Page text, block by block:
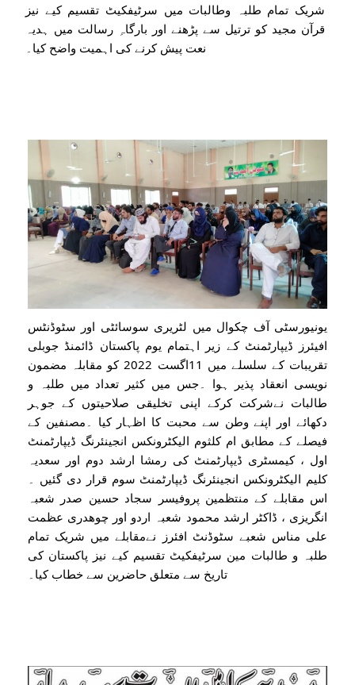
شریک تمام طلبہ وطالبات میں سرٹیفکیٹ تقسیم کیے نیز
قرآن مجید کو ترتیل سے پڑھنے اور بارگاہِ رسالت میں ہدیہ
نعت پیش کرنے کی اہمیت واضح کیا۔
یونیورسٹی آف چکوال میں لٹریری سوسائٹی اور سٹوڈنٹس
افیئرز ڈیپارٹمنٹ کے زیر اہتمام یوم پاکستان ڈائمنڈ جوبلی
تقریبات کے سلسلے میں 11اگست 2022 کو مقابلہ مضمون
نویسی انعقاد پذیر ہوا ۔جس میں کثیر تعداد میں طلبہ و
طالبات نےشرکت کرکے اپنی تخلیقی صلاحیتوں کے جوہر
دکھائے اور اپنے وطن سے محبت کا اظہار کیا ۔مصنفین کے
فیصلے کے مطابق ام کلثوم الیکٹرونکس انجینئرنگ ڈیپارٹمنٹ
اول ، کیمسٹری ڈیپارٹمنٹ کی رمشا ارشد دوم اور سعدیہ
کلیم الیکٹرونکس انجینئرنگ ڈیپارٹمنٹ سوم قرار دی گئیں ۔
اس مقابلے کے منتظمین پروفیسر سجاد حسین صدر شعبہ
انگریزی ، ڈاکٹر ارشد محمود شعبہ اردو اور چوھدری عظمت
علی مناس شعبے سٹوڈنٹ افئرز نےمقابلے میں شریک تمام
طلبہ و طالبات مین سرٹیفکیٹ تقسیم کیے نیز پاکستان کی
تاریخ سے متعلق حاضرین سے خطاب کیا۔